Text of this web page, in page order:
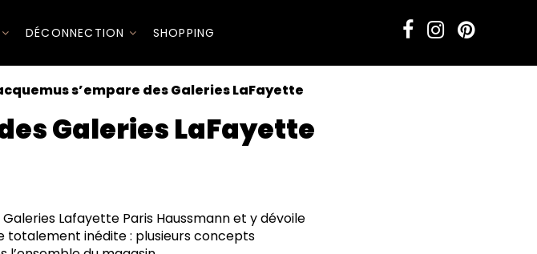
DÉCONNECTION SHOPPING
s’empare des Galeries LaFayette
Galeries LaFayette
Lafayette Paris Haussmann et y dévoile
totalement inédite : plusieurs concepts